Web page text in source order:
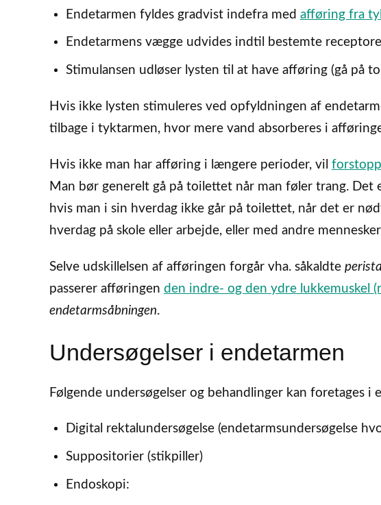
Endetarmen fyldes gradvist indefra med afføring fra
Endetarmens vægge udvides indtil bestemte
Stimulansen udløser lysten til at have afføring (gå på
Hvis ikke lysten stimuleres ved opfyldningen af
tilbage i tyktarmen, hvor mere vand absorberes i
Hvis ikke man har afføring i længere perioder, vil
Man bør generelt gå på toilettet når man føler trang. Det
hvis man i sin hverdag ikke går på toilettet, når det er
hverdag på skole eller arbejde, eller med andre
Selve udskillelsen af afføringen forgår vha. såkaldte
passerer afføringen den indre- og den ydre lukkemuskel
endetarmsåbningen.
Undersøgelser i endetarmen
Følgende undersøgelser og behandlinger kan foretages i
Digital rektalundersøgelse (endetarmsundersøgelse
Suppositorier (stikpiller)
Endoskopi: